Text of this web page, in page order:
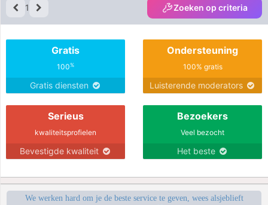
1 Zoeken op criteria
Gratis
100%
Gratis diensten
Ondersteuning
100% gratis
Luisterende moderators
Serieus
kwaliteitsprofielen
Bevestigde kwaliteit
Bezoekers
Veel bezocht
Het beste
We werken hard om je de beste service te geven, wees alsjeblieft